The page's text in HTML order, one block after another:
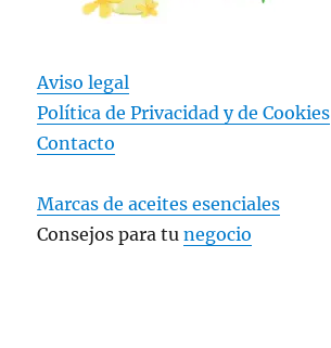
Aviso legal
Política de Privacidad yde Cookies
Contacto
Marcas de aceites esenciales
Consejos para tunegocio